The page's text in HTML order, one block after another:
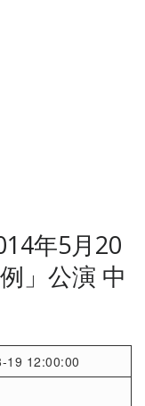
年5月20
」公演 中
19 12:00:00